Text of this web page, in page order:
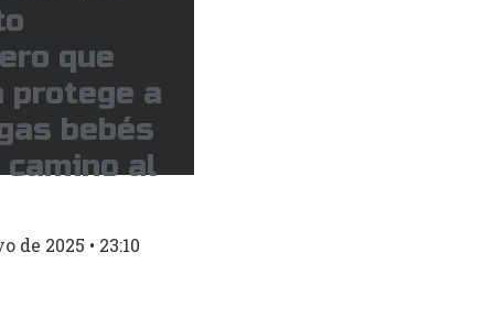
que
protege a
bebés
camino al
de 2025 23:10